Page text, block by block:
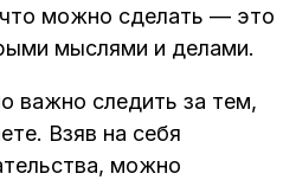
можно сделать — это
мыслями и делами.
важно следить за тем,
Взяв на себя
можно